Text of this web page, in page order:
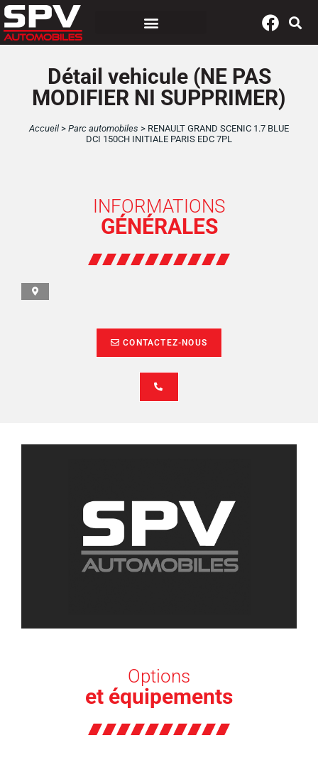
Panneau de gestion des cookies
Détail vehicule (NE PAS
MODIFIER NI SUPPRIMER)
Accueil > Parc automobiles > RENAULT GRAND SCENIC 1.7 BLUE
DCI 150CH INITIALE PARIS EDC 7PL
INFORMATIONS
GÉNÉRALES
CONTACTEZ-NOUS
Options
et équipements